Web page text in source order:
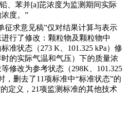
、苯并[a]芘浓度为监测期间实际
度。”
征求意见稿”仅对结果计算与表示
行了修改：颗粒物及颗粒物中
准状态（273 K、101.325 kPa）修
的实际气温和气压）下的质量浓
修改为参考状态（298K、101.325
，删去了11项标准中“标准状态”的
定义，21项监测标准的其他技术